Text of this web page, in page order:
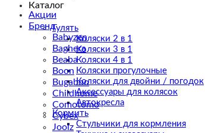
Каталог
Гулять
Коляски 2 в 1
Коляски 3 в 1
Коляски 4 в 1
Коляски прогулочные
Коляски для двойни / погодок
Аксессуары для колясок
Автокресла
Кормить
Стульчики для кормления
Акции
Бренд
Babyzen
Baghera
Beaba
Boon
Bugaboo
Childhome
Comotomo
Cybex
Joolz